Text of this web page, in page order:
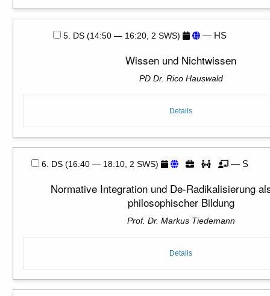
5. DS (14:50 — 16:20, 2 SWS) — HS
Wissen und Nichtwissen
PD Dr. Rico Hauswald
Details
6. DS (16:40 — 18:10, 2 SWS) — S
Normative Integration und De-Radikalisierung
philosophischer Bildung
Prof. Dr. Markus Tiedemann
Details